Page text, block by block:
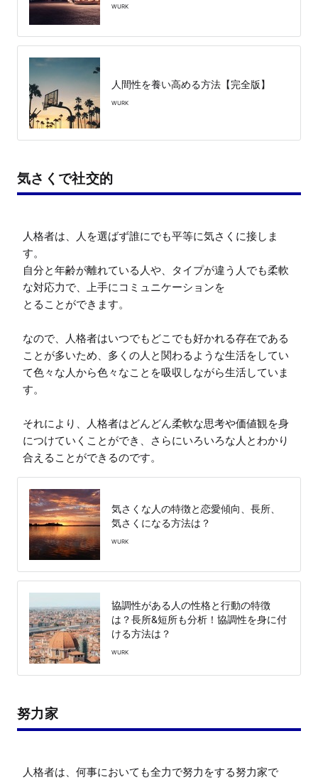
WURK
人間性を養い高める方法【完全版】
WURK
気さくで社交的
人格者は、人を選ばず誰にでも平等に気さくに接しま
す。
自分と年齢が離れている人や、タイプが違う人でも柔軟
な対応力で、上手にコミュニケーションを
とることができます。
なので、人格者はいつでもどこでも好かれる存在である
ことが多いため、多くの人と関わるような生活をしてい
て色々な人から色々なことを吸収しながら生活していま
す。
それにより、人格者はどんどん柔軟な思考や価値観を身
につけていくことができ、さらにいろいろな人とわかり
合えることができるのです。
気さくな人の特徴と恋愛傾向、長所、
気さくになる方法は？
WURK
協調性がある人の性格と行動の特徴
は？長所&短所も分析！協調性を身に付
ける方法は？
WURK
努力家
人格者は、何事においても全力で努力をする努力家で